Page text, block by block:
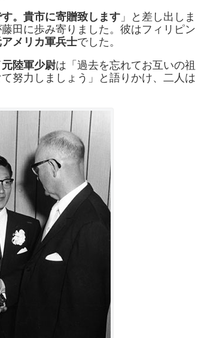
。貴市に寄贈致します 」と差し出しま
田に歩み寄りました。彼はフィリピン
アメリカ軍兵士でした。
陸軍少尉は「過去を忘れてお互いの祖
努力しましょう」と語りかけ、二人は